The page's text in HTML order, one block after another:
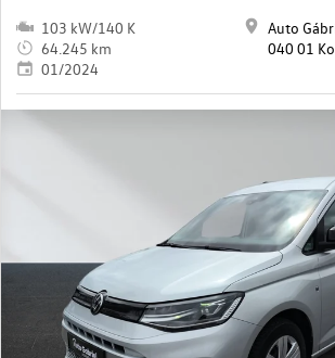
103 kW/140 K
64.245 km
01/2024
Auto
040 01